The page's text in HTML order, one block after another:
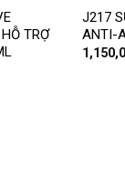
TRỢ
J217
ANTI-